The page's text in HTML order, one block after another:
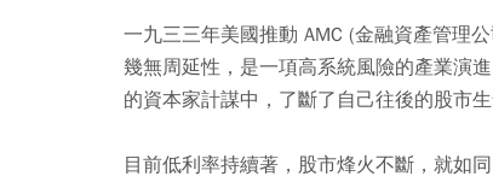
一九三三年美國推動 AMC (金融資產管理
幾無周延性，是一項高系統風險的產業演
的資本家計謀中，了斷了自己往後的股市生
目前低利率持續著，股市烽火不斷，就如